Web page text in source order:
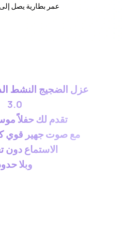
عمر بطارية يصل إلى 35 ساعة
عزل الضجيج النشط
3.0
تقدم لك حفلاً
مع صوت جهير قوي
الاستماع دون
وبلا